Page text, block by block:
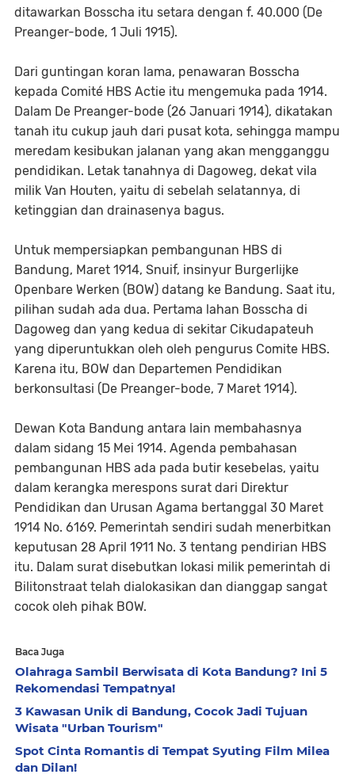
ditawarkan Bosscha itu setara dengan f. 40.000 (De
Preanger-bode, 1 Juli 1915).
Dari guntingan koran lama, penawaran Bosscha
kepada Comité HBS Actie itu mengemuka pada 1914.
Dalam De Preanger-bode (26 Januari 1914), dikatakan
tanah itu cukup jauh dari pusat kota, sehingga mampu
meredam kesibukan jalanan yang akan mengganggu
pendidikan. Letak tanahnya di Dagoweg, dekat vila
milik Van Houten, yaitu di sebelah selatannya, di
ketinggian dan drainasenya bagus.
Untuk mempersiapkan pembangunan HBS di
Bandung, Maret 1914, Snuif, insinyur Burgerlijke
Openbare Werken (BOW) datang ke Bandung. Saat itu,
pilihan sudah ada dua. Pertama lahan Bosscha di
Dagoweg dan yang kedua di sekitar Cikudapateuh
yang diperuntukkan oleh oleh pengurus Comite HBS.
Karena itu, BOW dan Departemen Pendidikan
berkonsultasi (De Preanger-bode, 7 Maret 1914).
Dewan Kota Bandung antara lain membahasnya
dalam sidang 15 Mei 1914. Agenda pembahasan
pembangunan HBS ada pada butir kesebelas, yaitu
dalam kerangka merespons surat dari Direktur
Pendidikan dan Urusan Agama bertanggal 30 Maret
1914 No. 6169. Pemerintah sendiri sudah menerbitkan
keputusan 28 April 1911 No. 3 tentang pendirian HBS
itu. Dalam surat disebutkan lokasi milik pemerintah di
Bilitonstraat telah dialokasikan dan dianggap sangat
cocok oleh pihak BOW.
Baca Juga
Olahraga Sambil Berwisata di Kota Bandung? Ini 5
Rekomendasi Tempatnya!
3 Kawasan Unik di Bandung, Cocok Jadi Tujuan
Wisata "Urban Tourism"
Spot Cinta Romantis di Tempat Syuting Film Milea
dan Dilan!